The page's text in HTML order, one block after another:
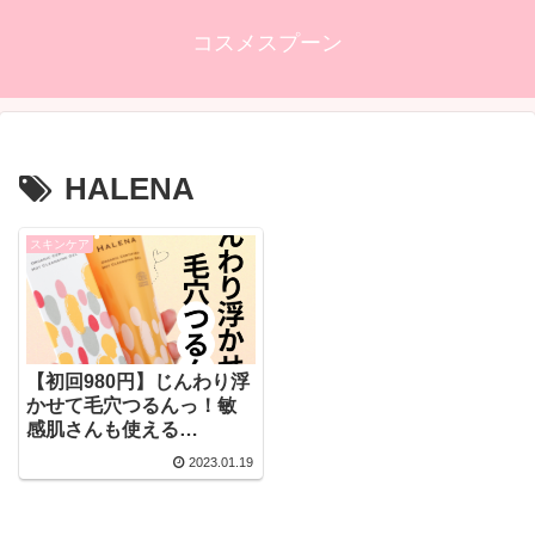
コスメスプーン
HALENA
スキンケア
【初回980円】じんわり浮
かせて毛穴つるんっ！敏
感肌さんも使える
【HALENA（ハレナ）の
ホットクレンジングジェ
2023.01.19